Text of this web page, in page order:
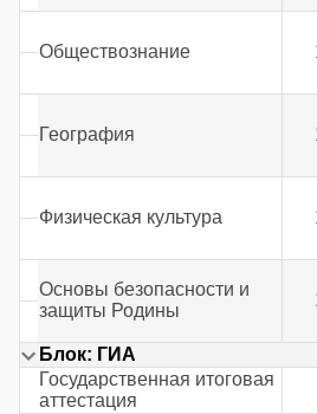
Обществознание
География
Физическая культура
Основы безопасности и
защиты Родины
Блок: ГИА
Государственная итоговая
аттестация